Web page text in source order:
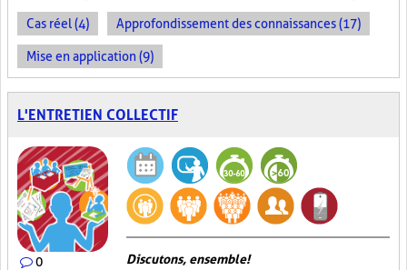
Cas réel (4) Approfondissement des connaissances (17)
Mise en application (9)
L'ENTRETIEN COLLECTIF
0 Discutons, ensemble!